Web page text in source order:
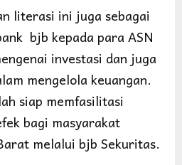
literasi ini juga sebagai
bjb kepada para ASN
investasi dan juga
mengelola keuangan.
siap memfasilitasi
bagi masyarakat
melalui bjb Sekuritas.